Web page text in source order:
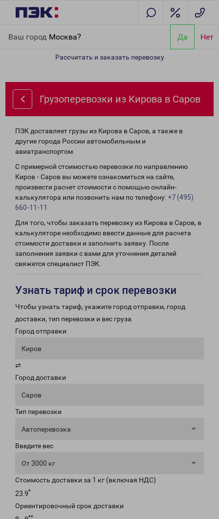
Ваш город Москва? Да Нет
Рассчитать и заказать перевозку
Грузоперевозки из Кирова в Саров
ПЭК доставляет грузы из Кирова в Саров, а также в
другие города России автомобильным и
авиатранспортом.
С примерной стоимостью перевозки по направлению
Киров - Саров вы можете ознакомиться на сайте,
произвести расчет стоимости с помощью онлайн-
калькулятора или позвонить нам по телефону: +7 (495)
660-11-11
Для того, чтобы заказать перевозку из Кирова в Саров, в
калькуляторе необходимо ввести данные для расчета
стоимости доставки и заполнить заявку. После
заполнения заявки с вами для уточнения деталей
свяжется специалист ПЭК.
Узнать тариф и срок перевозки
Чтобы узнать тариф, укажите город отправки, город
доставки, тип перевозки и вес груза.
Город отправки
Киров
⇄
Город доставки
Саров
Тип перевозки
Автоперевозка
Введите вес
От 3000 кг
Стоимость доставки за 1 кг (включая НДС)
23.9*
Ориентировочный срок доставки
**